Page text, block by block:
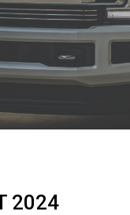
2024